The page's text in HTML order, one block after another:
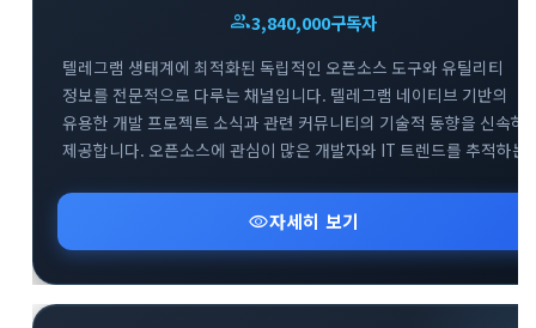
group3,840,000구독자
텔레그램 생태계에 최적화된 독립적인 오픈소스 도구와 유틸리티
정보를 전문적으로 다루는 채널입니다. 텔레그램 네이티브 기반의
유용한 개발 프로젝트 소식과 관련 커뮤니티의 기술적 동향을 신속하
제공합니다. 오픈소스에 관심이 많은 개발자와 IT 트렌드를 추적하는
있게 전달하고 있습니다.
visibility자세히 보기
다운로드
활용팁 스티커 보안
채널·봇 지갑·미니앱 소식·FAQ